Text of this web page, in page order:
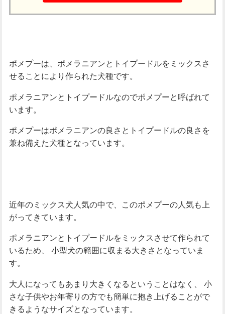
ポメプーは、ポメラニアンとトイプードルをミックスさ
せることにより作られた犬種です。
ポメラニアンとトイプードルなのでポメプーと呼ばれて
います。
ポメプーはポメラニアンの良さとトイプードルの良さを
兼ね備えた犬種となっています。
近年のミックス犬人気の中で、このポメプーの人気も上
がってきています。
ポメラニアンとトイプードルをミックスさせて作られて
いるため、
小型犬の範囲に収まる大きさとなっていま
す。
大人になってもあまり大きくなるということはなく、
小
さな子供やお年寄りの方でも簡単に抱き上げることがで
きるようなサイズとなっています。